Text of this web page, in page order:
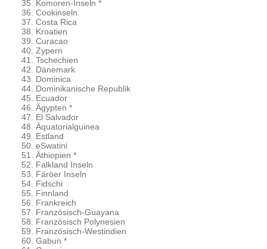
Komoren-Inseln *
Cookinseln
Costa Rica
Kroatien
Curacao
Zypern
Tschechien
Dänemark
Dominica
Dominikanische Republik
Ecuador
Ägypten *
El Salvador
Äquatorialguinea
Estland
eSwatini
Äthiopien *
Falkland Inseln
Färöer Inseln
Fidschi
Finnland
Frankreich
Französisch-Guayana
Französisch Polynesien
Französisch-Westindien
Gabun *